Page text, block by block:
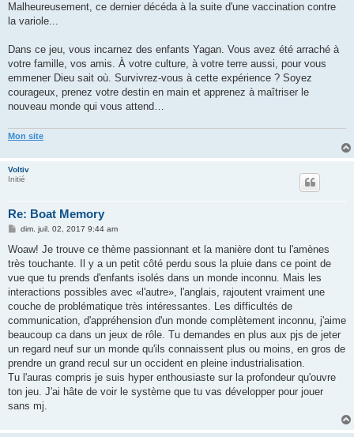
Malheureusement, ce dernier décéda à la suite d'une vaccination contre
la variole...
Dans ce jeu, vous incarnez des enfants Yagan. Vous avez été arraché à
votre famille, vos amis. À votre culture, à votre terre aussi, pour vous
emmener Dieu sait où. Survivrez-vous à cette expérience ? Soyez
courageux, prenez votre destin en main et apprenez à maîtriser le
nouveau monde qui vous attend…
Mon site
Voltiv
Initié
Re: Boat Memory
M
s
a
g
dim. juil. 02, 2017 9:44 am
Woaw! Je trouve ce thème passionnant et la manière dont tu l'amènes
très touchante. Il y a un petit côté perdu sous la pluie dans ce point de
vue que tu prends d'enfants isolés dans un monde inconnu. Mais les
interactions possibles avec «l'autre», l'anglais, rajoutent vraiment une
couche de problématique très intéressantes. Les difficultés de
communication, d'appréhension d'un monde complètement inconnu, j'aime
beaucoup ca dans un jeux de rôle. Tu demandes en plus aux pjs de jeter
un regard neuf sur un monde qu'ils connaissent plus ou moins, en gros de
prendre un grand recul sur un occident en pleine industrialisation.
Tu l'auras compris je suis hyper enthousiaste sur la profondeur qu'ouvre
ton jeu. J'ai hâte de voir le système que tu vas développer pour jouer
sans mj.